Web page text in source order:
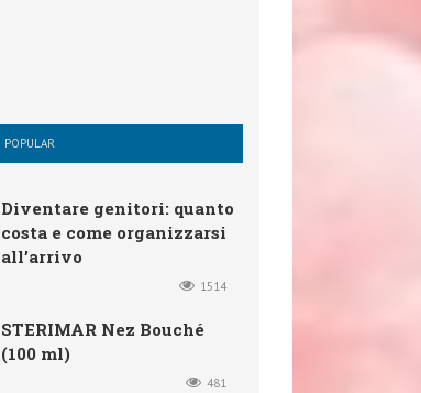
POPULAR
Diventare genitori: quanto
costa e come organizzarsi
all’arrivo
1514
STERIMAR Nez Bouché
(100 ml)
481